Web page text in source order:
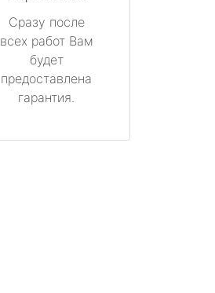
Сразу после
всех работ Вам
будет
предоставлена
гарантия.